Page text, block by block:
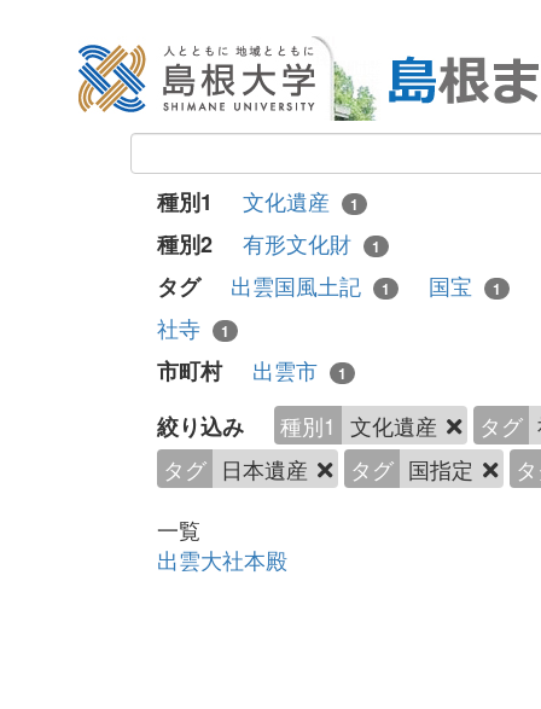
種別1 文化遺産 1
種別2 有形文化財 1
タグ 出雲国風土記 1 国宝 1
社寺
1
市町村 出雲市 1
絞り込み 種別1 文化遺産 タグ
タグ 日本遺産 タグ 国指定
一覧
出雲大社本殿